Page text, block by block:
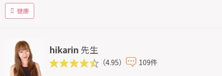
健康
hikarin 先生
（4.95） 109件